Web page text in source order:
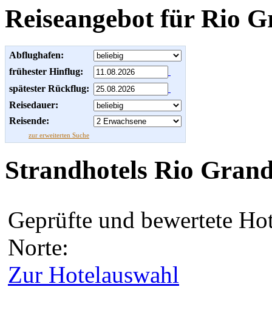
Reiseangebot für Rio
Abflughafen:
frühester Hinflug:
spätester Rückflug:
Reisedauer:
Reisende:
zur erweiterten Suche
Strandhotels Rio
Geprüfte und bewertete
Norte:
Zur Hotelauswahl